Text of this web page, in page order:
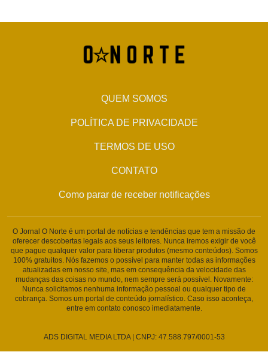
QUEM SOMOS
POLÍTICA DE PRIVACIDADE
TERMOS DE USO
CONTATO
Como parar de receber notificações
O Jornal O Norte é um portal de notícias e tendências que tem a missão de
oferecer descobertas legais aos seus leitores. Nunca iremos exigir de você
que pague qualquer valor para liberar produtos (mesmo conteúdos). Somos
100% gratuitos. Nós fazemos o possível para manter todas as informações
atualizadas em nosso site, mas em consequência da velocidade das
mudanças das coisas no mundo, nem sempre será possível. Novamente:
Nunca solicitamos nenhuma informação pessoal ou qualquer tipo de
cobrança. Somos um portal de conteúdo jornalístico. Caso isso aconteça,
entre em contato conosco imediatamente.
ADS DIGITAL MEDIA LTDA | CNPJ: 47.588.797/0001-53